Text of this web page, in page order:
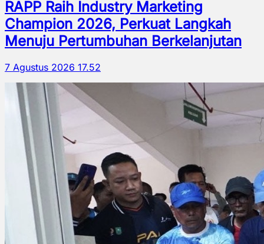
RAPP Raih Industry Marketing
Champion 2026, Perkuat Langkah
Menuju Pertumbuhan Berkelanjutan
7 Agustus 2026 17.52